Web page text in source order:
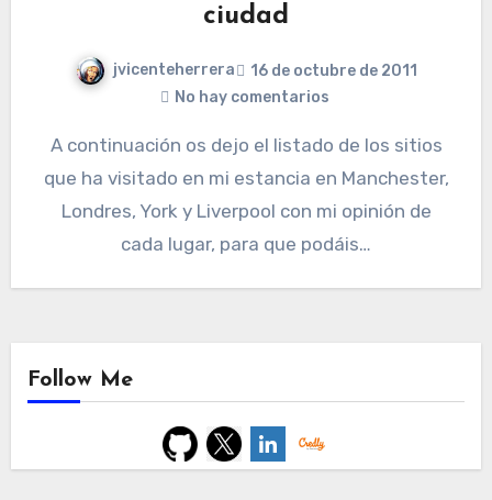
ciudad
jvicenteherrera
16 de octubre de 2011
No hay comentarios
A continuación os dejo el listado de los sitios
que ha visitado en mi estancia en Manchester,
Londres, York y Liverpool con mi opinión de
cada lugar, para que podáis…
Follow Me